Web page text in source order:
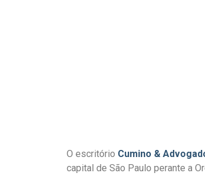
O escritório Cumino &
capital de São Paulo perante a